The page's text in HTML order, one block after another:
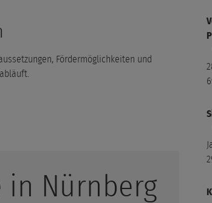
Fördermöglichkeiten und
in Nürnberg